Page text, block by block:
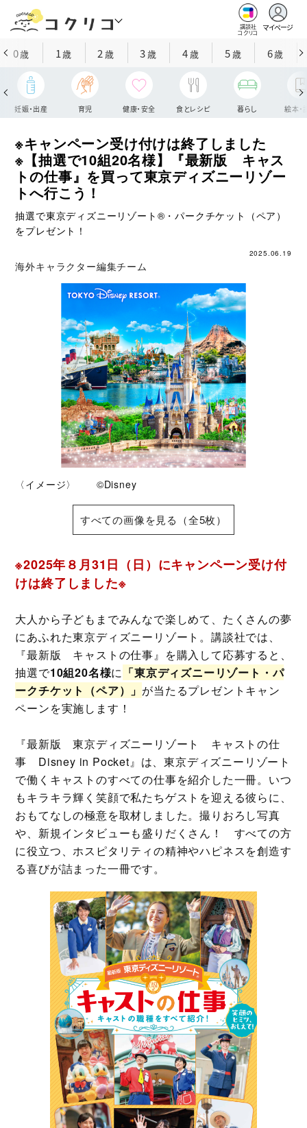
講談社
コクリコ
マイページ
0歳 1歳 2 歳 3歳 4歳 5歳 6歳
妊娠・出産 育児 健康・安全 食とレシピ 暮らし 絵本・
※キャンペーン受け付けは終了しました
※【抽選で10組20名様】『最新版 キャス
トの仕事』を買って東京ディズニーリゾー
トへ行こう！
抽選で東京ディズニーリゾート®・パークチケット（ペア）
をプレゼント！
2025.06.19
海外キャラクター編集チーム
〈イメージ〉 ©Disney
すべての画像を見る（全5枚）
※2025年８月31日（日）にキャンペーン受け付
けは終了しました※
大人から子どもまでみんなで楽しめて、たくさんの夢
にあふれた東京ディズニーリゾート。講談社では、
『最新版 キャストの仕事』を購入して応募すると、
抽選で10組20名様に 「東京ディズニーリゾート・パ
ークチケット（ペア）」 が当たるプレゼントキャン
ペーンを実施します！
『最新版 東京ディズニーリゾート キャストの仕
事 Disney in Pocket』は、東京ディズニーリゾート
で働くキャストのすべての仕事を紹介した一冊。いつ
もキラキラ輝く笑顔で私たちゲストを迎える彼らに、
おもてなしの極意を取材しました。撮りおろし写真
や、新規インタビューも盛りだくさん！ すべての方
に役立つ、ホスピタリティの精神やハピネスを創造す
る喜びが詰まった一冊です。